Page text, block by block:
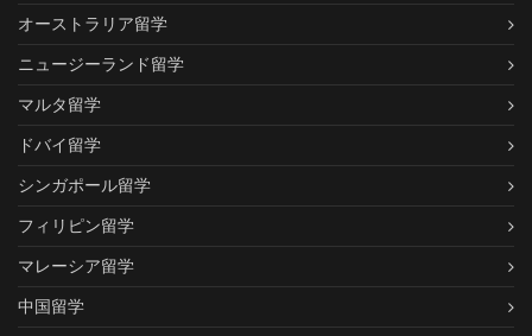
オーストラリア留学
ニュージーランド留学
マルタ留学
ドバイ留学
シンガポール留学
フィリピン留学
マレーシア留学
中国留学